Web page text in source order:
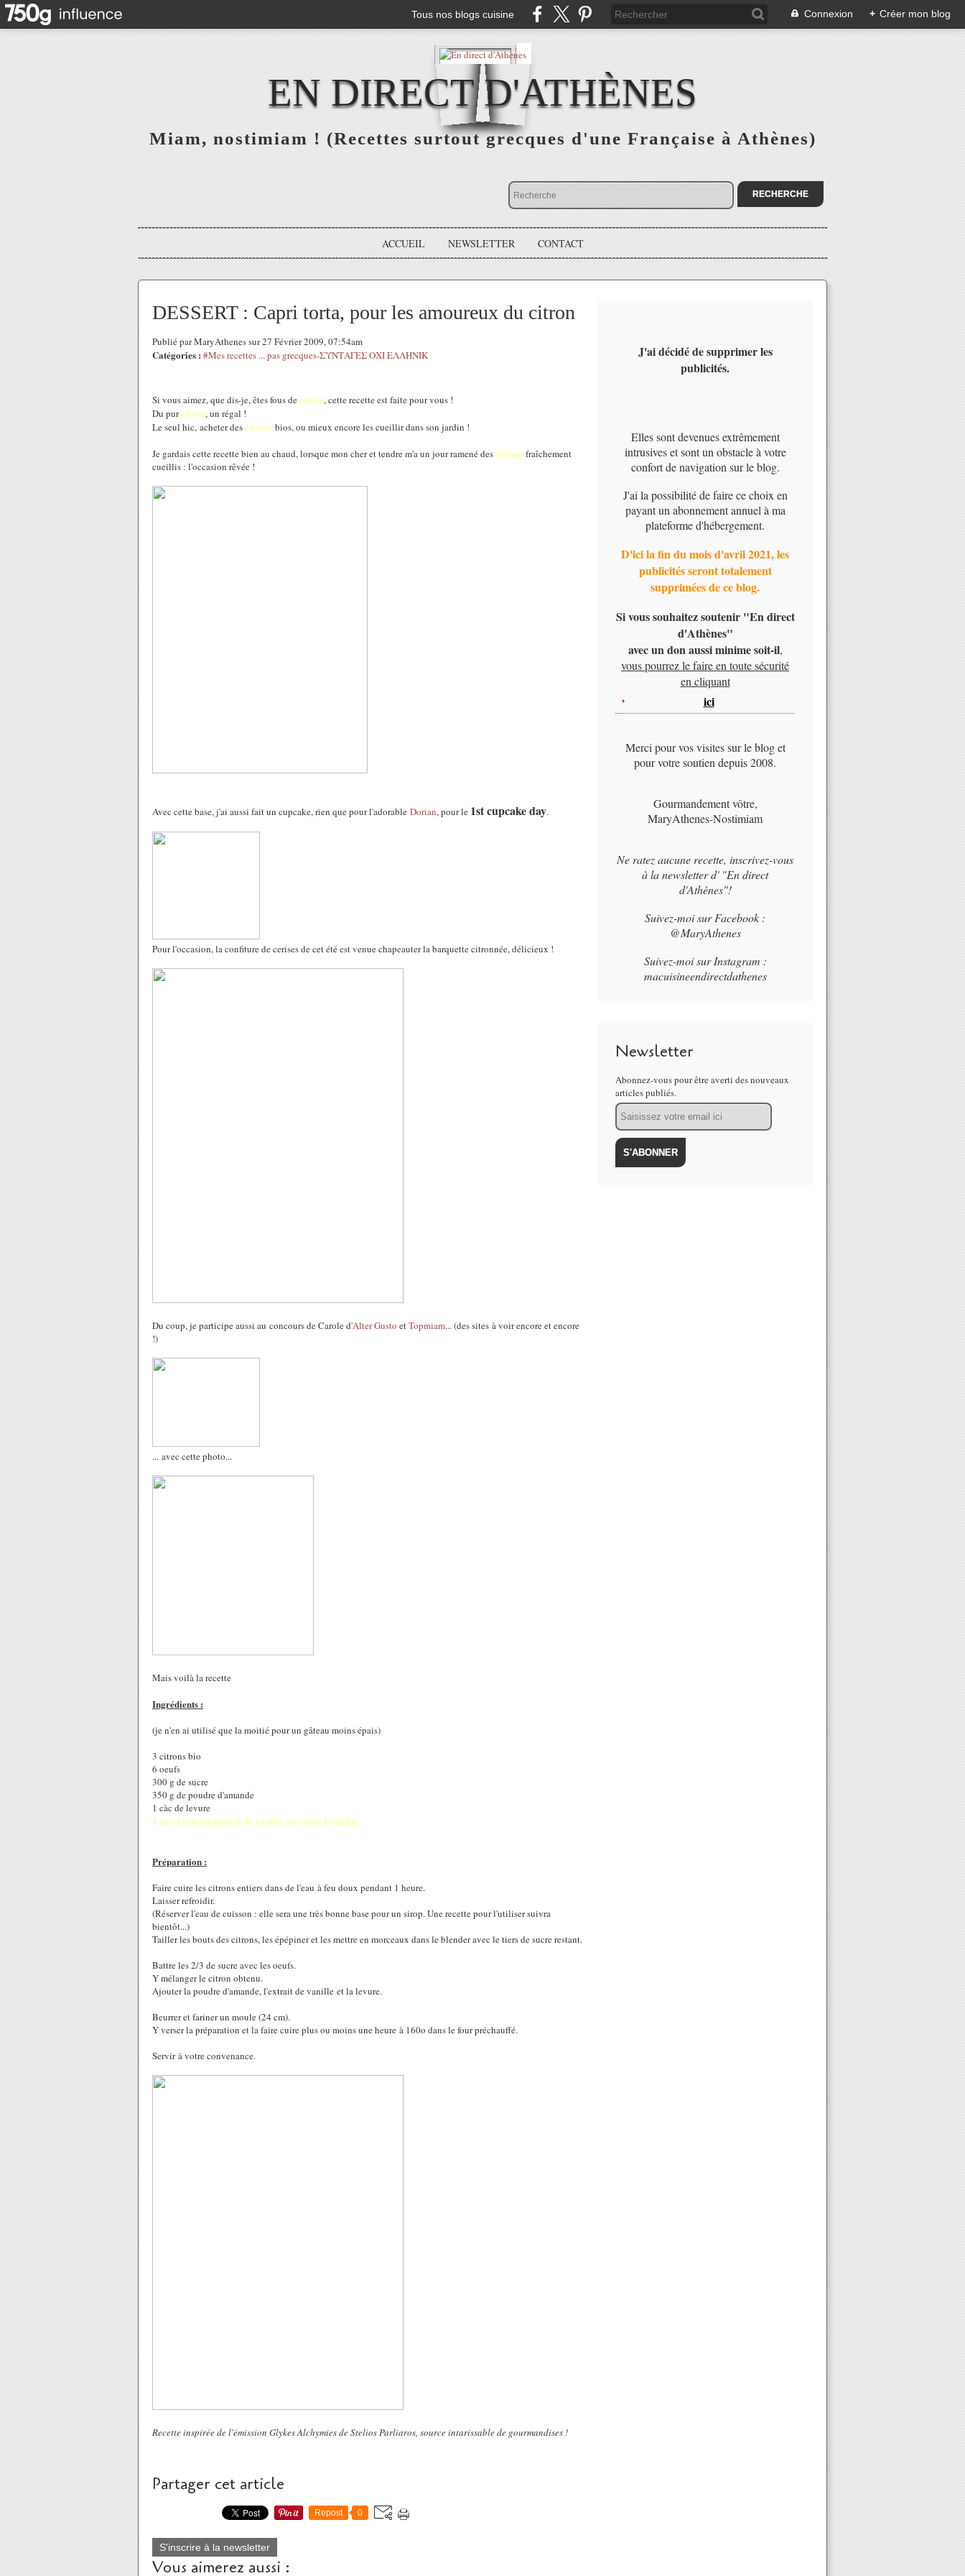
Tous nos blogs cuisine Connexion + Créer mon blog
EN DIRECT D'ATHÈNES
Miam, nostimiam ! (Recettes surtout grecques d'une Française à Athènes)
ACCUEIL NEWSLETTER CONTACT
DESSERT : Capri torta, pour les amoureux du citron
Publié par MaryAthenes sur 27 Février 2009, 07:54am
Catégories : #Mes recettes ... pas grecques-ΣΥΝΤΑΓΕΣ ΟΧΙ ΕΛΛΗΝΙΚ
Si vous aimez, que dis-je, êtes fous decitron, cette recette est faite pour vous !
Du purcitron, un régal !
Le seul hic, acheter descitronsbios, ou mieux encore les cueillir dans son jardin !
Je gardais cette recette bien au chaud, lorsque mon cher et tendre m'a un jour ramené descitronsfraîchement
cueillis : l'occasion rêvée !
Avec cette base, j'ai aussi fait un cupcake, rien que pour l'adorable Dorian, pour le 1st cupcake day.
Pour l'occasion, la confiture de cerises de cet été est venue chapeauter la barquette citronnée, délicieux !
Du coup, je participe aussi au concours de Carole d'Alter Gusto etTopmiam... (des sites à voir encore et encore
!)
... avec cette photo...
Mais voilà la recette
Ingrédients :
(je n'en ai utilisé que la moitié pour un gâteau moins épais)
3 citrons bio
6 oeufs
300 g de sucre
350 g de poudre d'amande
1 càc de levure
1 càs d'extrait naturel de vanille sur sucreEvanilla
Préparation :
Faire cuire les citrons entiers dans de l'eau à feu doux pendant 1 heure.
Laisser refroidir.
(Réserver l'eau de cuisson : elle sera une très bonne base pour un sirop. Une recette pour l'utiliser suivra
bientôt...)
Tailler les bouts des citrons, les épépiner et les mettre en morceaux dans le blender avec le tiers de sucre restant.
Battre les 2/3 de sucre avec les oeufs.
Y mélanger le citron obtenu.
Ajouter la poudre d'amande, l'extrait de vanille et la levure.
Beurrer et fariner un moule (24 cm).
Y verser la préparation et la faire cuire plus ou moins une heure à 160o dans le four préchauffé.
Servir à votre convenance.
Recette inspirée de l'émission Glykes Alchymies de Stelios Parliaros, source intarissable de gourmandises !
Partager cet article
Repost 0
S'inscrire à la newsletter
Vous aimerez aussi :
J'ai décidé de supprimer les
publicités.
Elles sont devenues extrêmement
intrusives et sont un obstacle à votre
confort de navigation sur le blog.
J'ai la possibilité de faire ce choix en
payant un abonnement annuel à ma
plateforme d'hébergement.
D'ici la fin du mois d'avril 2021, les
publicités seront totalement
supprimées de ce blog.
Si vous souhaitez soutenir "En direct
d'Athènes"
avec un don aussi minime soit-il,
vous pourrez le faire en toute sécurité
en cliquant
ici
Merci pour vos visites sur le blog et
pour votre soutien depuis 2008.
Gourmandement vôtre,
MaryAthenes-Nostimiam
Ne ratez aucune recette, inscrivez-vous
à la newsletter d' "En direct
d'Athènes"!
Suivez-moi sur Facebook :
@MaryAthenes
Suivez-moi sur Instagram :
macuisineendirectdathenes
Newsletter
Abonnez-vous pour être averti des nouveaux
articles publiés.
Email